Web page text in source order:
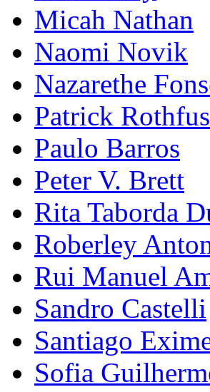
Micah Nathan
Naomi Novik
Nazarethe
Patrick
Paulo Barros
Peter V. Brett
Rita Taborda
Roberley
Rui Manuel
Sandro Castelli
Santiago
Sofia